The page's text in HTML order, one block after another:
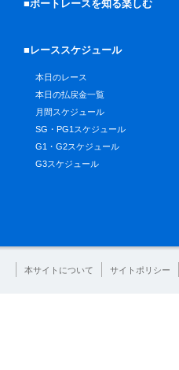
■ボートレースを知る楽しむ
■レーススケジュール
本日のレース
本日の払戻金一覧
月間スケジュール
SG・PG1スケジュール
G1・G2スケジュール
G3スケジュール
本サイトについて サイトポリシー